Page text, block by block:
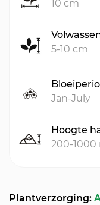
10 cm
5-10 cm
Jan-July
Hoogte
200-1000
Plantverzorging: